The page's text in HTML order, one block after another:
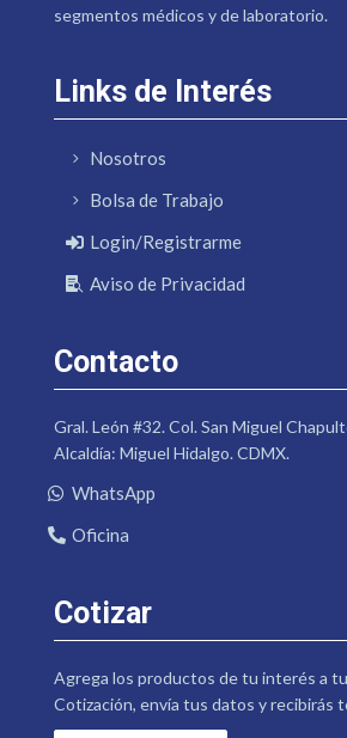
segmentos médicos y de laboratorio.
Links de Interés
Nosotros
Bolsa de Trabajo
Login/Registrarme
Aviso de Privacidad
Contacto
Gral. León #32. Col. San Miguel
Alcaldía: Miguel Hidalgo. CDMX.
WhatsApp
Oficina
Cotizar
Agrega los productos de tu interés a
Cotización, envía tus datos y recibirás